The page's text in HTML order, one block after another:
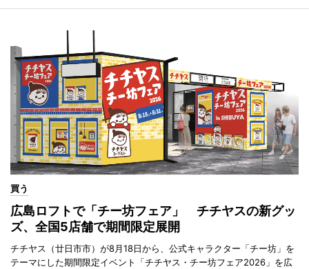
買う
広島ロフトで「チー坊フェア」 チチヤスの新グッ
ズ、全国5店舗で期間限定展開
チチヤス（廿日市市）が8月18日から、公式キャラクター「チー坊」を
テーマにした期間限定イベント「チチヤス・チー坊フェア2026」を広